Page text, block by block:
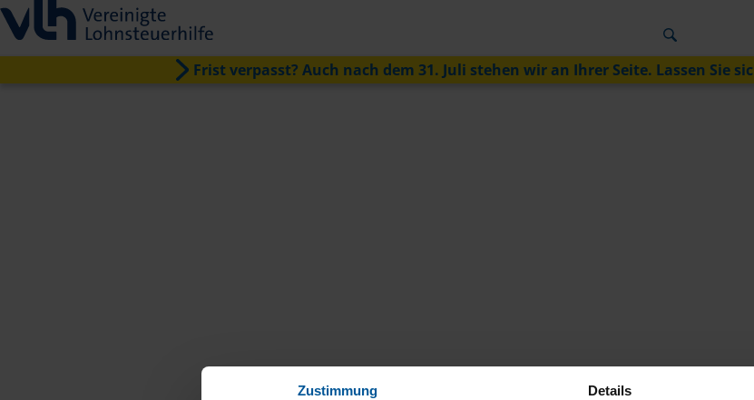
Zustimmung Details
Frist verpasst? Auch nach dem 31. Juli stehen wir an Ihrer Seite. Lassen Sie